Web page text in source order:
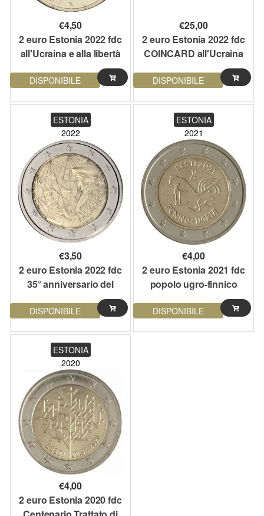
€4,50
2 euro Estonia 2022 fdc
all'Ucraina e alla libertà
DISPONIBILE
€25,00
2 euro Estonia 2022 fdc
COINCARD all'Ucraina
DISPONIBILE
ESTONIA
2022
€3,50
2 euro Estonia 2022 fdc
35° anniversario del
programma Erasmus
DISPONIBILE
ESTONIA
2021
€4,00
2 euro Estonia 2021 fdc
popolo ugro-finnico
DISPONIBILE
ESTONIA
2020
€4,00
2 euro Estonia 2020 fdc